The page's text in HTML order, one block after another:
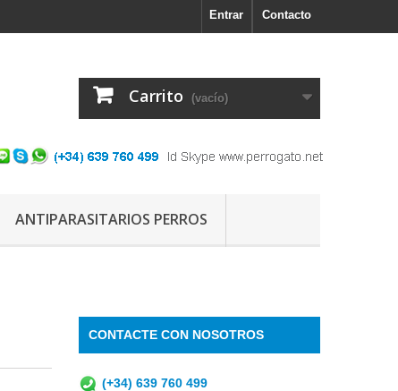
Contacto
Entrar
Carrito (vacío)
ANTIPARASITARIOS PERROS
CONTACTE CON NOSOTROS
(+34) 639 760 499